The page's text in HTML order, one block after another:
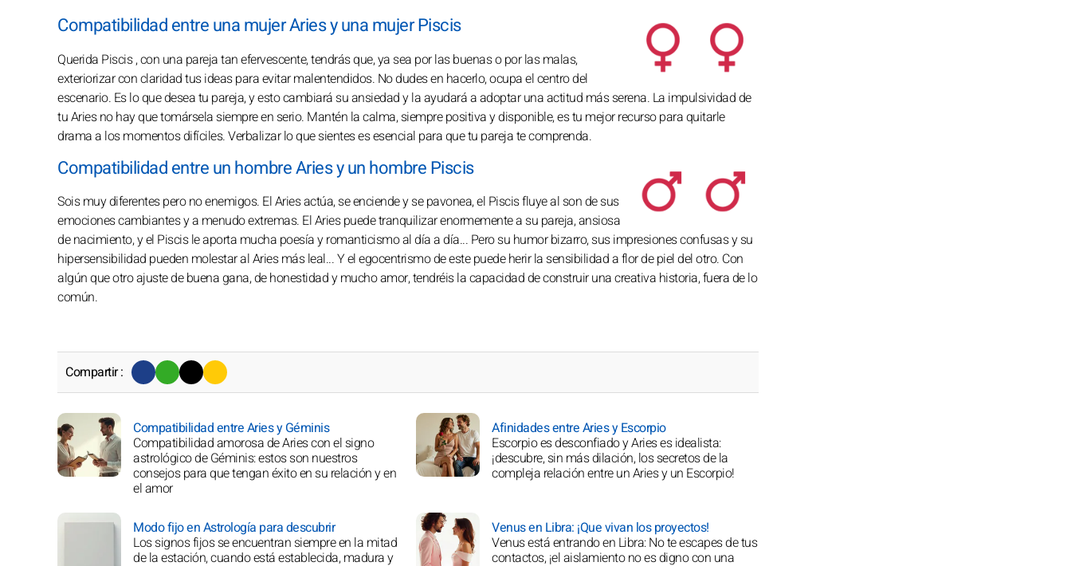
Compatibilidad entre una mujer Aries y una mujer Piscis
Querida Piscis , con una pareja tan efervescente, tendrás que, ya sea por las buenas o por las malas,
exteriorizar con claridad tus ideas para evitar malentendidos. No dudes en hacerlo, ocupa el centro del
escenario. Es lo que desea tu pareja, y esto cambiará su ansiedad y la ayudará a adoptar una actitud más serena. La impulsividad de
tu Aries no hay que tomársela siempre en serio. Mantén la calma, siempre positiva y disponible, es tu mejor recurso para quitarle
drama a los momentos difíciles. Verbalizar lo que sientes es esencial para que tu pareja te comprenda.
Compatibilidad entre un hombre Aries y un hombre Piscis
Sois muy diferentes pero no enemigos. El Aries actúa, se enciende y se pavonea, el Piscis fluye al son de sus
emociones cambiantes y a menudo extremas. El Aries puede tranquilizar enormemente a su pareja, ansiosa
de nacimiento, y el Piscis le aporta mucha poesía y romanticismo al día a día... Pero su humor bizarro, sus impresiones confusas y su
hipersensibilidad pueden molestar al Aries más leal... Y el egocentrismo de este puede herir la sensibilidad a flor de piel del otro. Con
algún que otro ajuste de buena gana, de honestidad y mucho amor, tendréis la capacidad de construir una creativa historia, fuera de lo
común.
Compartir :
Compatibilidad entre Aries y Géminis
Compatibilidad amorosa de Aries con el signo
astrológico de Géminis: estos son nuestros
consejos para que tengan éxito en su relación y en
el amor
Afinidades entre Aries y Escorpio
Escorpio es desconfiado y Aries es idealista:
¡descubre, sin más dilación, los secretos de la
compleja relación entre un Aries y un Escorpio!
Modo fijo en Astrología para descubrir
Los signos fijos se encuentran siempre en la mitad
de la estación, cuando está establecida, madura y
Venus en Libra: ¡Que vivan los proyectos!
Venus está entrando en Libra: No te escapes de tus
contactos, ¡el aislamiento no es digno con una